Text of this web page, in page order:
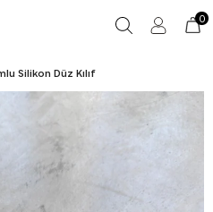
0
Silikon Düz Kılıf